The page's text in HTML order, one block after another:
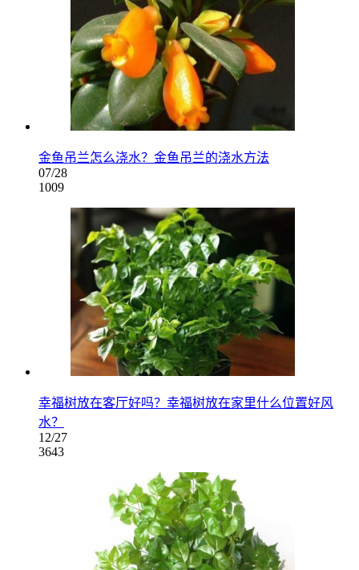
金鱼吊兰怎么浇水？金鱼吊兰的浇水方法
07/28
1009
幸福树放在客厅好吗？幸福树放在家里什么位置好风
水？
12/27
3643